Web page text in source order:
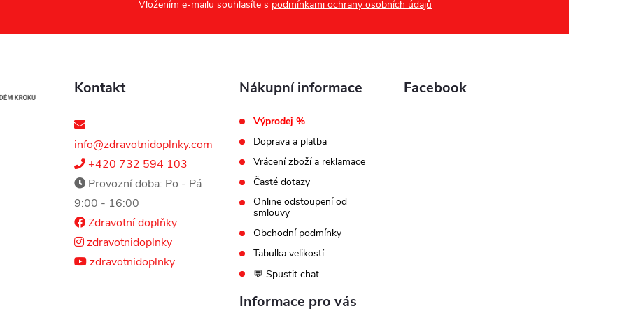
Vložením e-mailu souhlasíte s podmínkami ochrany osobních údajů
Kontakt
info@zdravotnidoplnky.com
+420 732 594 103
Provozní doba: Po - Pá
9:00 - 16:00
Zdravotní doplňky
zdravotnidoplnky
zdravotnidoplnky
Nákupní informace
Výprodej %
Doprava a platba
Vrácení zboží a reklamace
Časté dotazy
Online odstoupení od
smlouvy
Obchodní podmínky
Tabulka velikostí
💬 Spustit chat
Informace pro vás
Facebook